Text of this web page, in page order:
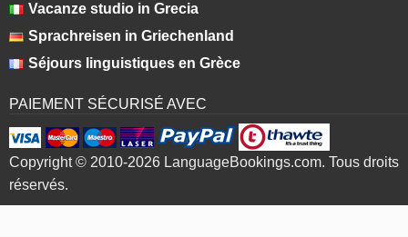
Vacanze studio in Grecia
Sprachreisen in Griechenland
Séjours linguistiques en Grèce
PAIEMENT SÉCURISÉ AVEC
Copyright © 2010-2026 LanguageBookings.com. Tous droits
réservés.